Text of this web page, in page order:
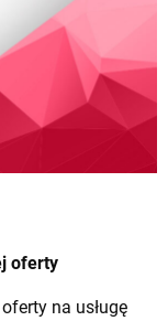
oferty
na usługę